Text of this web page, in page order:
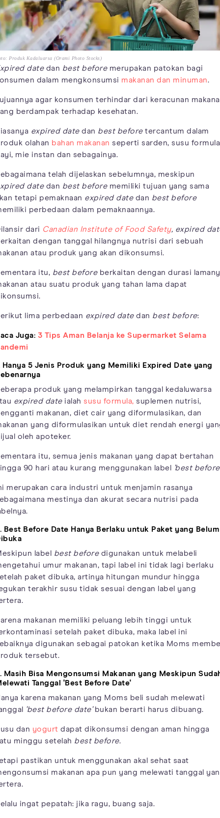
Produk Kadaluarsa (Orami Photo Stocks)
datedan best beforemerupakan patokan bagi
dalam mengkonsumsi makanan dan minuman.
agar konsumen terhindar dari keracunan
berdampak terhadap kesehatan.
expired datedan best beforetercantum dalam
olahan bahan makanan seperti sarden, susu formula
mie instan dan sebagainya.
telah dijelaskan sebelumnya, meskipun
datedan best beforememiliki tujuan yang sama
tetapi pemaknaan expired datedan best before
perbedaan dalam pemaknaannya.
dari Canadian Institute of Food Safety, expired
dengan tanggal hilangnya nutrisi dari sebuah
atau produk yang akan dikonsumsi.
itu, best beforeberkaitan dengan durasi
atau suatu produk yang tahan lama dapat
lima perbedaan expired datedan best before:
Juga: 3 Tips Aman Belanja ke Supermarket Selama
Hanya 5 Jenis Produk yang Memiliki Expired Date yang
produk yang melampirkan tanggal kedaluwarsa
expired dateialah susu formula, suplemen nutrisi,
makanan, diet cair yang diformulasikan, dan
yang diformulasikan untuk diet rendah energi
oleh apoteker.
itu, semua jenis makanan yang dapat bertahan
90 hari atau kurang menggunakan label
'best
merupakan cara industri untuk menjamin rasanya
mestinya dan akurat secara nutrisi pada
Best Before Date Hanya Berlaku untuk Paket yang Belum
label best beforedigunakan untuk melabeli
umur makanan, tapi label ini tidak lagi berlaku
paket dibuka, artinya hitungan mundur hingga
terakhir susu tidak sesuai dengan label yang
makanan memiliki peluang lebih tinggi untuk
setelah paket dibuka, maka label ini
digunakan sebagai patokan ketika Moms
tersebut.
Masih Bisa Mengonsumsi Makanan yang Meskipun
Tanggal 'Best Before Date'
karena makanan yang Moms beli sudah melewati
'best before date'bukan berarti harus dibuang.
dan yogurt dapat dikonsumsi dengan aman hingga
minggu setelah best before.
pastikan untuk menggunakan akal sehat saat
makanan apa pun yang melewati tanggal
ingat pepatah: jika ragu, buang saja.